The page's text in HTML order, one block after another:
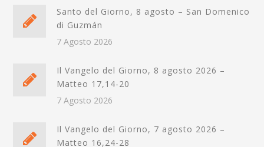
Santo del Giorno, 8 agosto – San Domenico
di Guzmán
7 Agosto 2026
Il Vangelo del Giorno, 8 agosto 2026 –
Matteo 17,14-20
7 Agosto 2026
Il Vangelo del Giorno, 7 agosto 2026 –
Matteo 16,24-28